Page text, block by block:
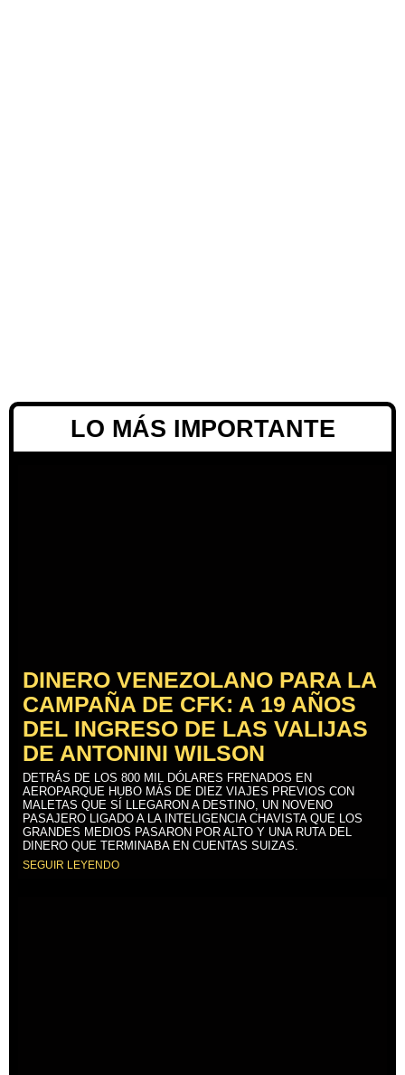
LO MÁS IMPORTANTE
DINERO VENEZOLANO PARA LA
CAMPAÑA DE CFK: A 19 AÑOS
DEL INGRESO DE LAS VALIJAS
DE ANTONINI WILSON
DETRÁS DE LOS 800 MIL DÓLARES FRENADOS EN
AEROPARQUE HUBO MÁS DE DIEZ VIAJES PREVIOS CON
MALETAS QUE SÍ LLEGARON A DESTINO, UN NOVENO
PASAJERO LIGADO A LA INTELIGENCIA CHAVISTA QUE LOS
GRANDES MEDIOS PASARON POR ALTO Y UNA RUTA DEL
DINERO QUE TERMINABA EN CUENTAS SUIZAS.
SEGUIR LEYENDO